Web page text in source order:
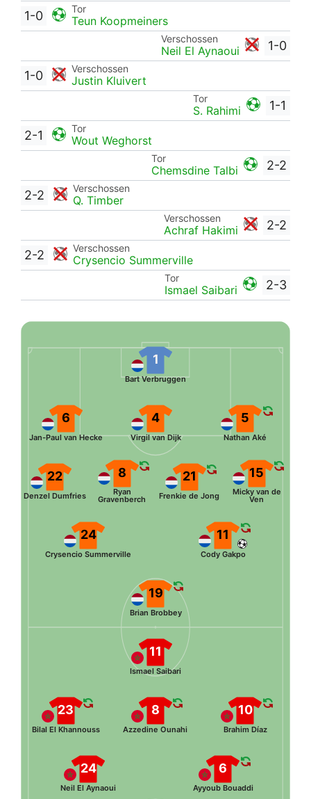
Tor
Teun Koopmeiners
1-0
1-0
Verschossen
Neil El Aynaoui
Verschossen
Justin Kluivert
1-0
1-1
Tor
S. Rahimi
Tor
Wout Weghorst
2-1
2-2
Tor
Chemsdine Talbi
Verschossen
Q. Timber
2-2
2-2
Verschossen
Achraf Hakimi
Verschossen
Crysencio Summerville
2-2
2-3
Tor
Ismael Saibari
1
Bart Verbruggen
5
Nathan Aké
4
Virgil van Dijk
6
Jan-Paul van Hecke
15
Micky van de
Ven
21
Frenkie de Jong
8
Ryan
Gravenberch
22
Denzel Dumfries
11
Cody Gakpo
24
Crysencio Summerville
19
Brian Brobbey
24
Neil El Aynaoui
6
Ayyoub Bouaddi
23
Bilal El Khannouss
8
Azzedine Ounahi
10
Brahim Díaz
11
Ismael Saibari